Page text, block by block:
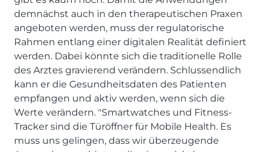
demnächst auch in den therapeutischen Praxen
angeboten werden, muss der regulatorische
Rahmen entlang einer digitalen Realität definiert
werden. Dabei könnte sich die traditionelle Rolle
des Arztes gravierend verändern. Schlussendlich
kann er die Gesundheitsdaten des Patienten
empfangen und aktiv werden, wenn sich die
Werte verändern. "Smartwatches und Fitness-
Tracker sind die Türöffner für Mobile Health. Es
muss uns gelingen, dass wir überzeugende